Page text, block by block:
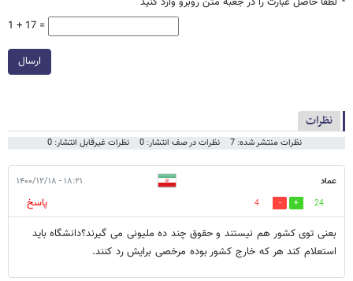
1 + 17 =
ارسال
نظرات
نظرات منتشر شده: 7 نظرات در صف انتشار: 0 نظرات غیرقابل انتشار: 0
عماد ۱۸:۲۱ - ۱۴۰۰/۱۲/۱۸
24
4
پاسخ
بعنی توی کشور هم نیستند و حقوق چند ده ملیونی می گیرند؟دانشگاه باید
استعلام کند هر که خارج کشور بوده مرخصی برایش رد کنند.